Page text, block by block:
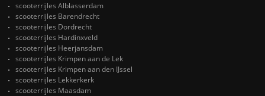
scooterrijles Alblasserdam
scooterrijles Barendrecht
scooterrijles Dordrecht
scooterrijles Hardinxveld
scooterrijles Heerjansdam
scooterrijles Krimpen aan de Lek
scooterrijles Krimpen aan den IJssel
scooterrijles Lekkerkerk
scooterrijles Maasdam